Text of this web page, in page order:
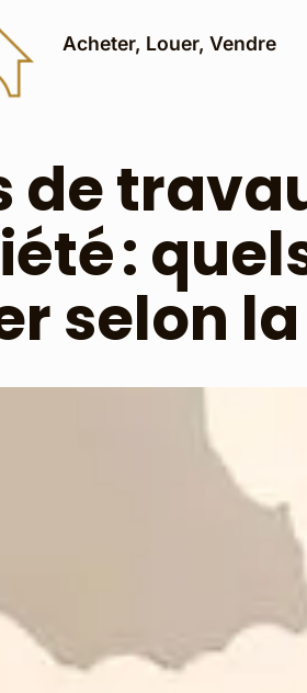
Acheter, Louer, Vendre
de
:
selon la